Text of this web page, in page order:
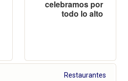
celebramos por
todo lo alto
Restaurantes